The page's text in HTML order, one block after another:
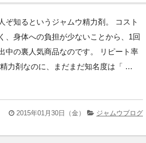
ぞ知るというジャムウ精力剤。 コスト
、身体への負担が少ないことから、1回
中の裏人気商品なのです。 リピート率
力剤なのに、まだまだ知名度は「 …
2015年01月30日（金） ジャムウブログ